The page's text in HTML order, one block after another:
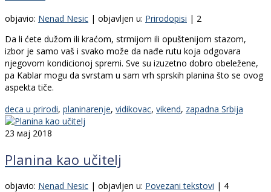
objavio: Nenad Nesic | objavljen u: Prirodopisi | 2
Da li ćete dužom ili kraćom, strmijom ili opuštenijom stazom,
izbor je samo vaš i svako može da nađe rutu koja odgovara
njegovom kondicionoj spremi. Sve su izuzetno dobro obeležene,
pa Kablar mogu da svrstam u sam vrh sprskih planina što se ovog
aspekta tiče.
deca u prirodi, planinarenje, vidikovac, vikend, zapadna Srbija
23 мај 2018
Planina kao učitelj
objavio: Nenad Nesic | objavljen u: Povezani tekstovi | 4